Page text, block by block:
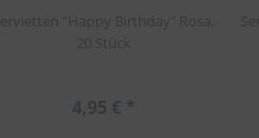
Servietten "Happy Birthday" Rosa,
20 Stück
4,95 € *